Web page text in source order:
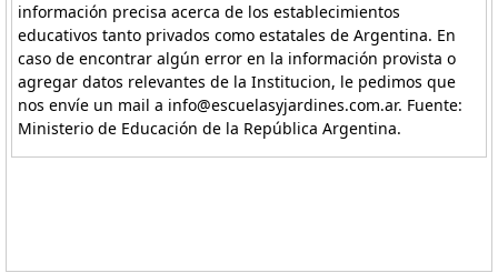
información precisa acerca de los establecimientos
educativos tanto privados como estatales de Argentina. En
caso de encontrar algún error en la información provista o
agregar datos relevantes de la Institucion, le pedimos que
nos envíe un mail a info@escuelasyjardines.com.ar. Fuente:
Ministerio de Educación de la República Argentina.